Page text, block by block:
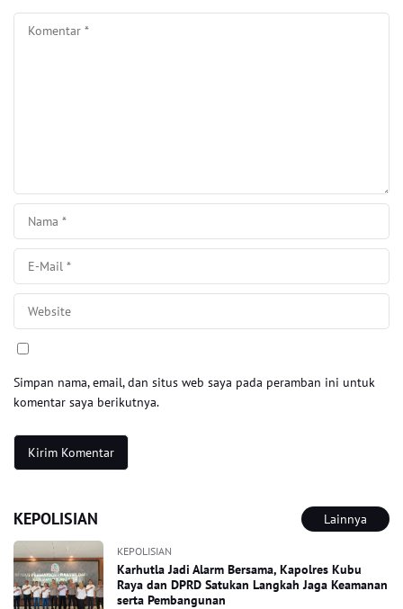
Simpan nama, email, dan situs web saya pada peramban ini untuk
komentar saya berikutnya.
KEPOLISIAN Lainnya
KEPOLISIAN
Karhutla Jadi Alarm Bersama, Kapolres Kubu
Raya dan DPRD Satukan Langkah Jaga Keamanan
serta Pembangunan